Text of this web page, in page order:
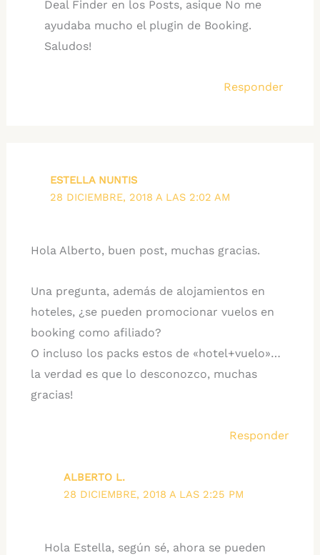
Deal Finder en los Posts, asique No me
ayudaba mucho el plugin de Booking.
Saludos!
Responder
ESTELLA NUNTIS
28 DICIEMBRE, 2018 A LAS 2:02 AM
Hola Alberto, buen post, muchas gracias.
Una pregunta, además de alojamientos en
hoteles, ¿se pueden promocionar vuelos en
booking como afiliado?
O incluso los packs estos de «hotel+vuelo»…
la verdad es que lo desconozco, muchas
gracias!
Responder
ALBERTO L.
28 DICIEMBRE, 2018 A LAS 2:25 PM
Hola Estella, según sé, ahora se pueden